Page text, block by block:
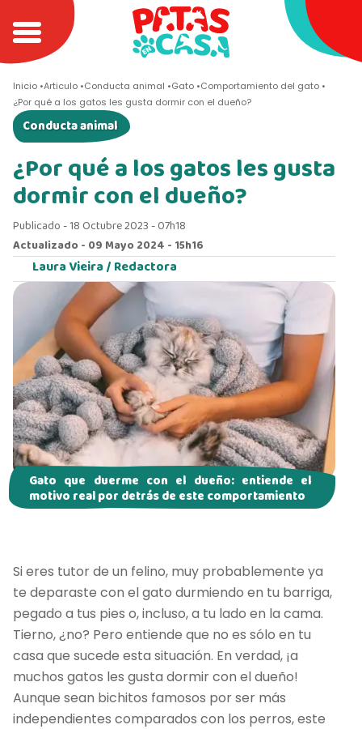
Inicio Articulo Conducta animal Gato Comportamiento del gato
¿Por qué a los gatos les gusta dormir con el dueño?
Conducta animal
¿Por qué a los gatos les gusta
dormir con el dueño?
Publicado - 18 Octubre 2023 - 07h18
Actualizado - 09 Mayo 2024 - 15h16
Laura Vieira /Redactora
Gato que duerme con el dueño: entiende el
motivo real por detrás de este comportamiento
Si eres tutor de un felino, muy probablemente ya
te deparaste con el gato durmiendo en tu barriga,
pegado a tus pies o, incluso, a tu lado en la cama.
Tierno, ¿no? Pero entiende que no es sólo en tu
casa que sucede esta situación. En verdad, ¡a
muchos gatos les gusta dormir con el dueño!
Aunque sean bichitos famosos por ser más
independientes comparados con los perros, este